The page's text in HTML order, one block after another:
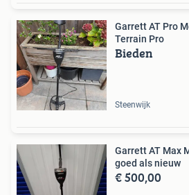
Garrett AT Pro
Terrain Pro
Bieden
Steenwijk
Garrett AT Max
goed als nieuw
€ 500,00